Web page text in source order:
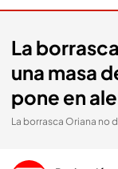
La
una masa
pone en
La borrasca Oriana no